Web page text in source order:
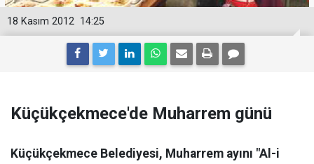
14:25
18 Kasım 2012
Küçükçekmece'de Muharrem günü
Küçükçekmece Belediyesi, Muharrem ayını "Al-i